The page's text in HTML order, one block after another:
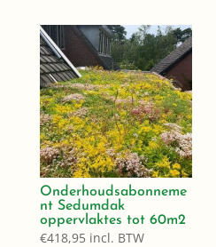
Onderhoudsabonneme
nt Sedumdak
oppervlaktes tot 60m2
€418,95 incl. BTW